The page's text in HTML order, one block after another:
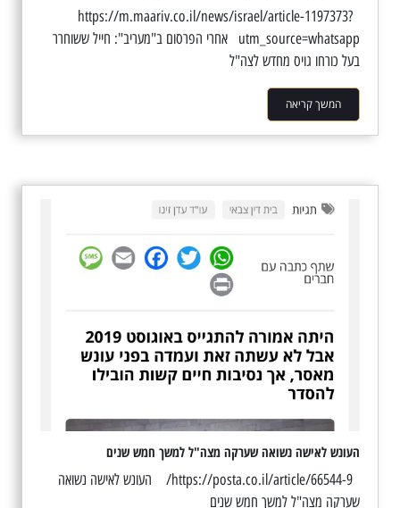
https://m.maariv.co.il/news/israel/article-1197373?
utm_source=whatsapp אחרי הפרסום ב"מעריב": חייל ששוחרר
בעל כורחו גויס מחדש לצה"ל
המשך קריאה
העונש לאישה נשואה שערקה מצה"ל למשך חמש שנים
https://posta.co.il/article/66544-9/ העונש לאישה נשואה
שערקה מצה"ל למשך חמש שנים